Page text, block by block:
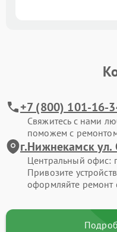
+7 (800) 101-16-
Свяжитесь с нами
поможем с
г.Нижнекамск
Центральный офис:
Привозите
оформляйте ремонт